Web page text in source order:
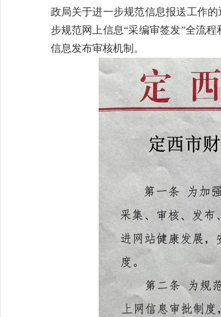
政局关于进一步规范信息报送工作
步规范网上信息“采编审签发”全流
信息发布审核机制。